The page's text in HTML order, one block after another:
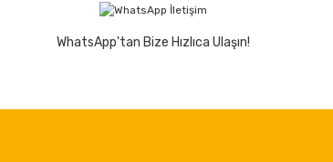
WhatsApp'tan Bize Hızlıca Ulaşın!